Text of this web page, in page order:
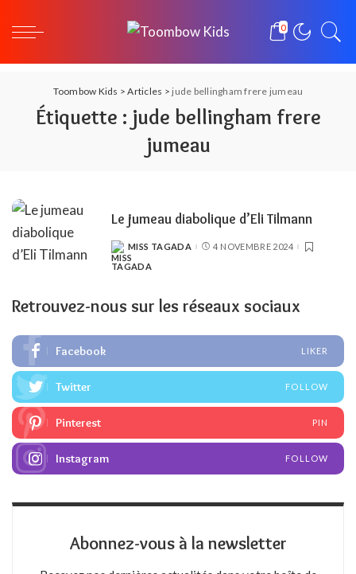
0
Toombow Kids >Articles > jude bellingham frere jumeau
Étiquette : jude bellingham frere
jumeau
Le jumeau diabolique d’Eli Tilmann
POSTED
BY
MISS TAGADA 4 NOVEMBRE 2024
Retrouvez-nous sur les réseaux sociaux
Facebook LIKER
Twitter FOLLOW
Pinterest PIN
Instagram FOLLOW
Abonnez-vous à la newsletter